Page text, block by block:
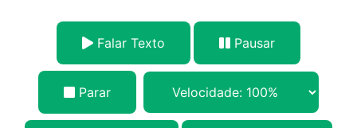
Falar Texto Pausar
Parar